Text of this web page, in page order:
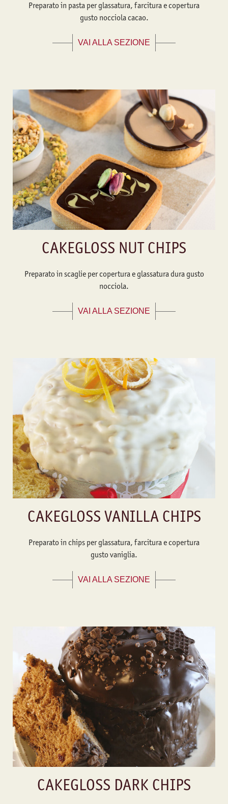
Preparato in pasta per glassatura, farcitura e copertura
gusto nocciola cacao.
VAI ALLA SEZIONE
CAKEGLOSS NUT CHIPS
Preparato in scaglie per copertura e glassatura dura gusto
nocciola.
VAI ALLA SEZIONE
CAKEGLOSS VANILLA CHIPS
Preparato in chips per glassatura, farcitura e copertura
gusto vaniglia.
VAI ALLA SEZIONE
CAKEGLOSS DARK CHIPS